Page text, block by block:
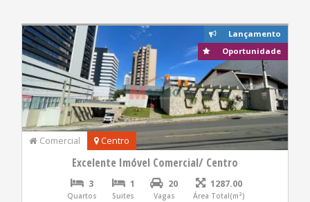
Lançamento
Oportunidade
Comercial Centro
Excelente Imóvel Comercial/ Centro
3
Quartos
1
Suites
20
Vagas
1287.00
Área Total(m²)